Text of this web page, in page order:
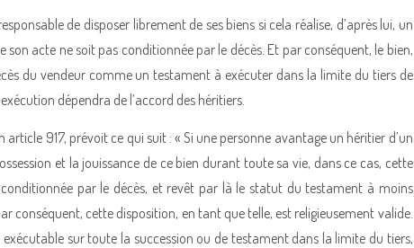
de disposer librement de ses biens si cela réalise, d’après lui, un
acte ne soit pas conditionnée par le décès. Et par conséquent, le bien,
du vendeur comme un testament à exécuter dans la limite du tiers de
dépendra de l’accord des héritiers.
article 917, prévoit ce qui suit : « Si une personne avantage un héritier d’un
et la jouissance de ce bien durant toute sa vie, dans ce cas, cette
par le décès, et revêt par là le statut du testament à moins
conséquent, cette disposition, en tant que telle, est religieusement valide.
sur toute la succession ou de testament dans la limite du tiers,